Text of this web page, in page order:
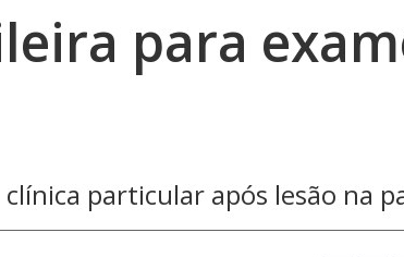
para
particular após lesão na